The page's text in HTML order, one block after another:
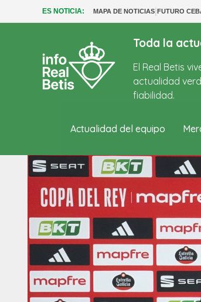
ES NOTICIA: MAPA DE NOTICIAS|FUTURO
Toda la
El Real Betis
actualidad
fiabilidad.
Actualidad del equipo